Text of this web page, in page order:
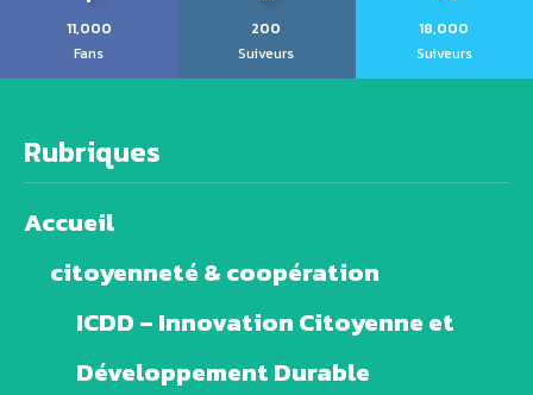
11,000
Fans
200
Suiveurs
18,000
Suiveurs
Rubriques
Accueil
citoyenneté & coopération
ICDD – Innovation Citoyenne et
Développement Durable